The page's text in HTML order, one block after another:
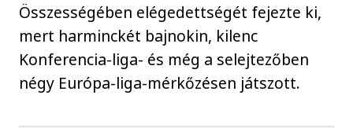
Összességében elégedettségét fejezte ki,
mert harminckét bajnokin, kilenc
Konferencia-liga- és még a selejtezőben
négy Európa-liga-mérkőzésen játszott.